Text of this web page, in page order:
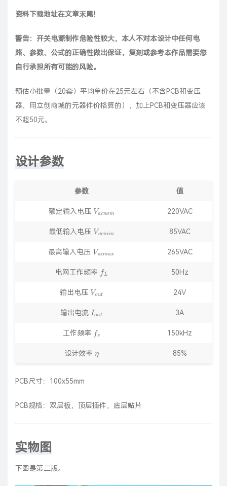
资料下载地址在文章末尾！
警告：开关电源制作危险性较大，本人不对本设计中任何电
路、参数、公式的正确性做出保证，复刻或参考本作品需要您
自行承担所有可能的风险。
预估小批量（20套）平均单价在25元左右（不含PCB和变压
器，用立创商城的元器件价格算的），加上PCB和变压器应该
不超50元。
设计参数
参数 值
额定输入电压 Va 220VAC
最低输入电压 Va 85VAC
最高输入电压 Va 265VAC
电网工作频率 fL 50Hz
输出电压 Vo 24V
输出电流 Io 3A
工作频率 fs 150kHz
设计效率 85%
PCB尺寸：100x55mm
PCB规格：双层板，顶层插件，底层贴片
实物图
下图是第二版。